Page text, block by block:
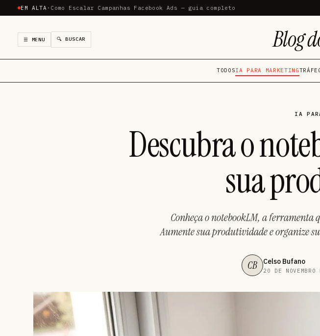
EM ALTA · Como Escalar Campanhas Facebook Ads — guia completo
☰ MENU 🔍 BUSCAR Blog
TODOSIA PARA MARKETING
IA
Descubra o
sua
Conheça o notebookLM, a
Aumente sua produtividade e organize
CB Celso Bufano
20 DE